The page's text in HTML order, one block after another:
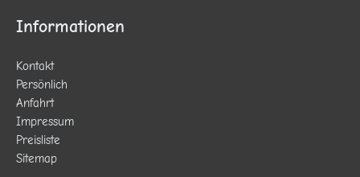
Informationen
Kontakt
Persönlich
Anfahrt
Impressum
Preisliste
Sitemap